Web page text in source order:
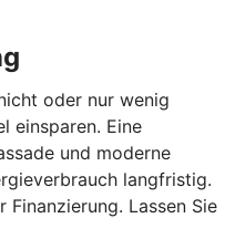
oder nur wenig
einsparen. Eine
und moderne
langfristig.
Lassen Sie